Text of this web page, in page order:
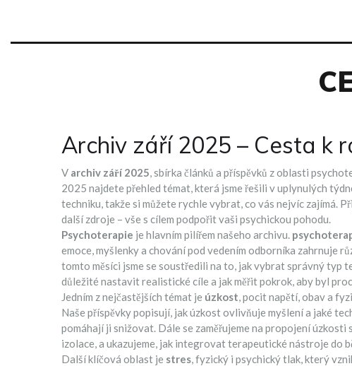
Archiv září 2025 – Cesta k
V archiv září 2025,sbírka článků a příspěvků z oblasti
2025 najdete přehled témat, která jsme řešili v uplynulých
techniku, takže si můžete rychle vybrat, co vás nejvíc zajímá.
další zdroje – vše s cílem podpořit vaši psychickou pohodu.
Psychoterapie je hlavním pilířem našeho archivu.
emoce, myšlenky a chování pod vedením odborníka zahrnuje
tomto měsíci jsme se soustředili na to, jak vybrat správný typ
důležité nastavit realistické cíle a jak měřit pokrok, aby byl
Jedním z nejčastějších témat je úzkost,pocit napětí, obav a
Naše příspěvky popisují, jak úzkost ovlivňuje myšlení a jaké
pomáhají ji snižovat. Dále se zaměřujeme na propojení
izolace, a ukazujeme, jak integrovat terapeutické nástroje do
Další klíčová oblast je stres,fyzický i psychický tlak, který